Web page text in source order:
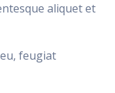
aliquet et
feugiat